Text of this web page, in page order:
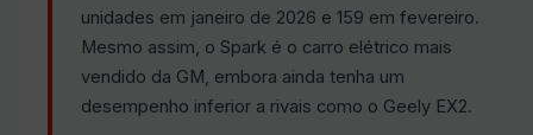
unidades em janeiro de 2026 e 159 em fevereiro.
Mesmo assim, o Spark é o carro elétrico mais
vendido da GM, embora ainda tenha um
desempenho inferior a rivais como o Geely EX2.